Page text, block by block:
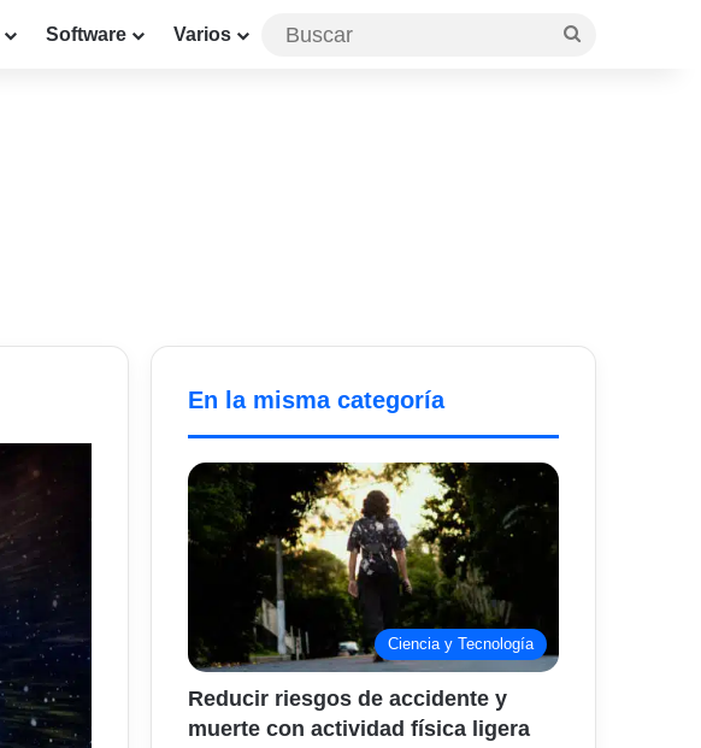
Software Varios
En la misma categoría
Ciencia y Tecnología
Reducir riesgos de accidente y
muerte con actividad física ligera